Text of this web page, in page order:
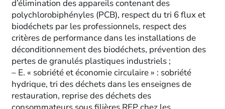
d’élimination des appareils contenant des
polychlorobiphényles (PCB), respect du tri 6 flux et
biodéchets par les professionnels, respect des
critères de performance dans les installations de
déconditionnement des biodéchets, prévention des
pertes de granulés plastiques industriels ;
– E. « sobriété et économie circulaire » : sobriété
hydrique, tri des déchets dans les enseignes de
restauration, reprise des déchets des